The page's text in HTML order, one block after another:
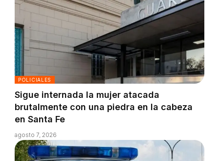
POLICIALES
Sigue internada la mujer atacada
brutalmente con una piedra en la cabeza
en Santa Fe
agosto 7, 2026